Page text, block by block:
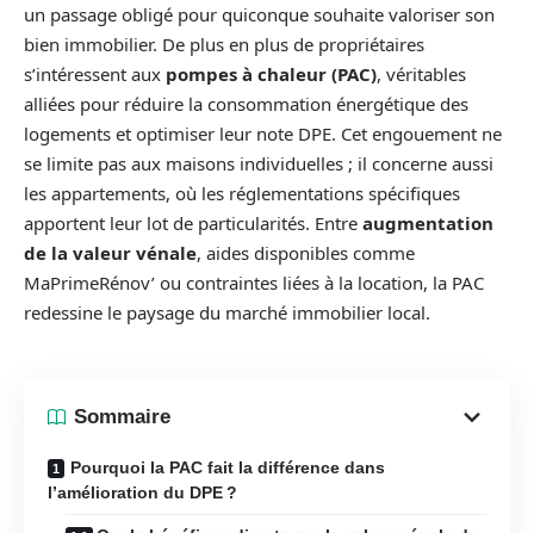
un passage obligé pour quiconque souhaite valoriser son
bien immobilier. De plus en plus de propriétaires
s’intéressent aux pompes à chaleur (PAC), véritables
alliées pour réduire la consommation énergétique des
logements et optimiser leur note DPE. Cet engouement ne
se limite pas aux maisons individuelles ; il concerne aussi
les appartements, où les réglementations spécifiques
apportent leur lot de particularités. Entre augmentation
de la valeur vénale, aides disponibles comme
MaPrimeRénov’ ou contraintes liées à la location, la PAC
redessine le paysage du marché immobilier local.
Sommaire
Pourquoi la PAC fait la différence dans
l’amélioration du DPE ?